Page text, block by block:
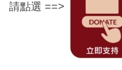
請點選 ==>